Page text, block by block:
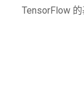
TensorFlow